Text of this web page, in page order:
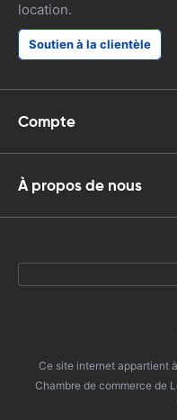
location.
Soutien à la clientèle
Compte
À propos de nous
Ce site internet appartient
Chambre de commerce de